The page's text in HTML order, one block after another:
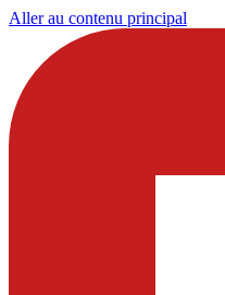
Aller au contenu principal